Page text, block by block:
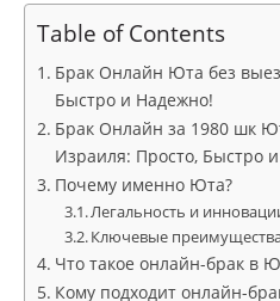
Table of Contents
Брак Онлайн Юта без
Быстро и Надежно!
Брак Онлайн за 1980 шк
Израиля: Просто, Быстро
Почему именно Юта?
Легальность и
Ключевые
Что такое онлайн-брак в
Кому подходит онлайн-